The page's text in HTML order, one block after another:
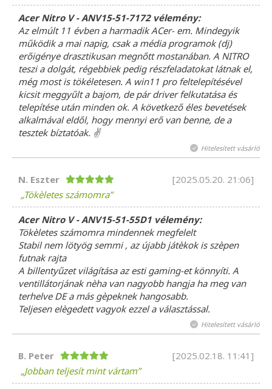
Acer Nitro V - ANV15-51-7172 vélemény:
Az elmúlt 11 évben a harmadik ACer- em. Mindegyik
működik a mai napig, csak a média programok (dj)
erőigénye drasztikusan megnőtt mostanában. A NITRO
teszi a dolgát, régebbiek pedig részfeladatokat látnak el,
még most is tökéletesen. A win11 pro feltelepítésével
kicsit meggyűlt a bajom, de pár driver felkutatása és
telepítése után minden ok. A következő éles bevetések
alkalmával eldől, hogy mennyi erő van benne, de a
tesztek bíztatóak. ✌
Hitelesített vásárló
N. Eszter
[2025.05.20. 21:06]
Tökèletes számomra
Acer Nitro V - ANV15-51-55D1 vélemény:
Tökèletes számomra mindennek megfelelt
Stabil nem lötyög semmi , az újabb játèkok is szèpen
futnak rajta
A billentyűzet világítása az esti gaming-et könnyíti. A
ventillátorjának nèha van nagyobb hangja ha meg van
terhelve DE a más gèpeknek hangosabb.
Teljesen elègedett vagyok ezzel a választással.
Hitelesített vásárló
B. Peter
[2025.02.18. 11:41]
Jobban teljesít mint vártam